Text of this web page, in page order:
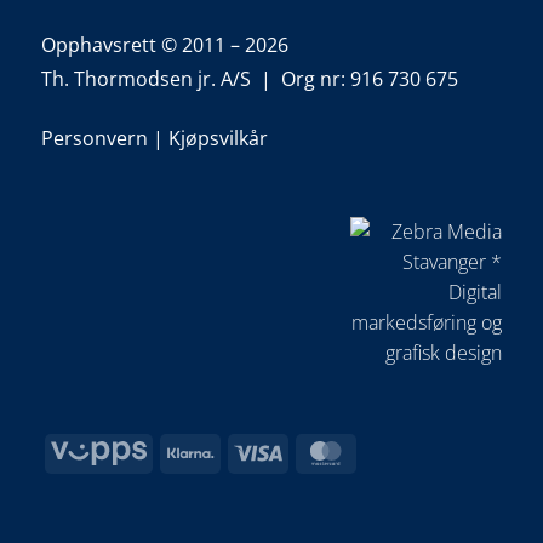
Opphavsrett © 2011 – 2026
Th. Thormodsen jr. A/S | Org nr: 916 730 675
Personvern | Kjøpsvilkår
Vipps Klarna Visa